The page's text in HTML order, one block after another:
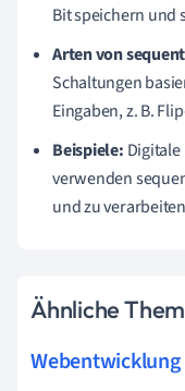
Bit speichern und
Arten von
Schaltungen
Eingaben, z. B.
Beispiele:
verwenden
und zu
Ähnliche
Webentwicklung